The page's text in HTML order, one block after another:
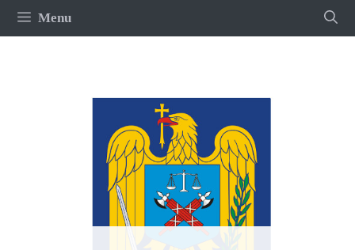
Sari
Menu